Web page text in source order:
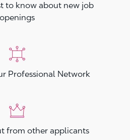
to know about new job
openings
Professional Network
from other applicants